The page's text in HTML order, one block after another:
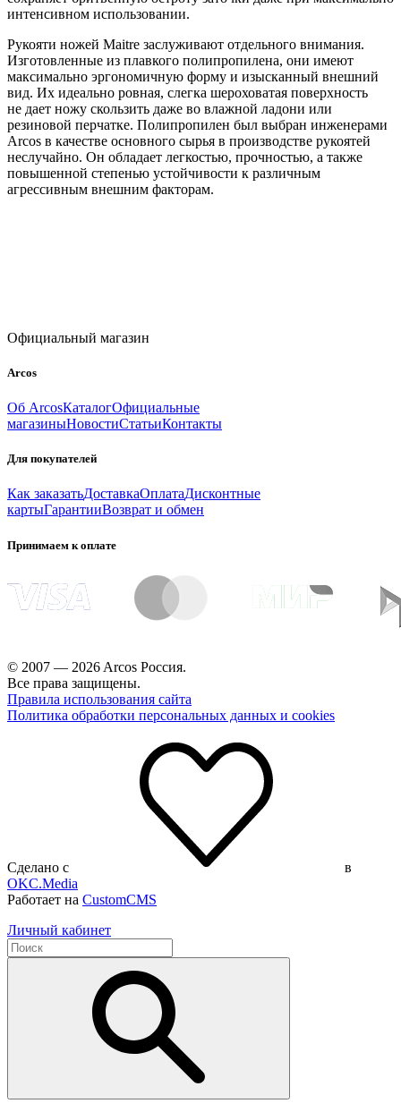
интенсивном использовании.
Рукояти ножей Maitre заслуживают отдельного внимания.
Изготовленные из плавкого полипропилена, они имеют
максимально эргономичную форму и изысканный внешний
вид. Их идеально ровная, слегка шероховатая поверхность
не дает ножу скользить даже во влажной ладони или
резиновой перчатке. Полипропилен был выбран инженерами
Arcos в качестве основного сырья в производстве рукоятей
неслучайно. Он обладает легкостью, прочностью, а также
повышенной степенью устойчивости к различным
агрессивным внешним факторам.
Официальный магазин
Arcos
Об ArcosКаталогОфициальные
магазиныНовостиСтатьиКонтакты
Для покупателей
Как заказатьДоставкаОплатаДисконтные
картыГарантииВозврат и обмен
Принимаем к оплате
© 2007 — 2026 Arcos Россия.
Все права защищены.
Правила использования сайта
Политика обработки персональных данных и cookies
Сделано с
в
OKC.Media
Работает на CustomCMS
Личный кабинет